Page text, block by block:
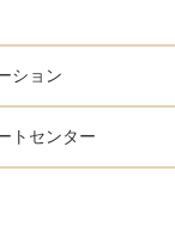
ション
トセンター